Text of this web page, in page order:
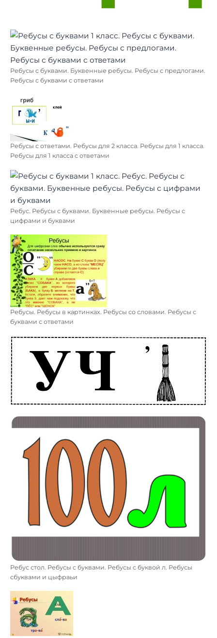
Ребусы с буквами. Буквенные ребусы. Ребусы с предлогами.
Ребусы с буквами с ответами
Ребусы с ответами. Ребусы для 2 класса. Ребусы для 1 класса.
Ребусы для 1 класса с ответами
Ребус. Ребусы с буквами. Буквенные ребусы. Ребусы с
цифрами и буквами
Ребусы. Ребусы в картинках. Ребусы со словами. Ребусы с
буквами с ответами
Ребус стол. Ребусы с буквами. Ребусы с буквой л. Ребусы
сбуквами и цыфраьи
Найти: